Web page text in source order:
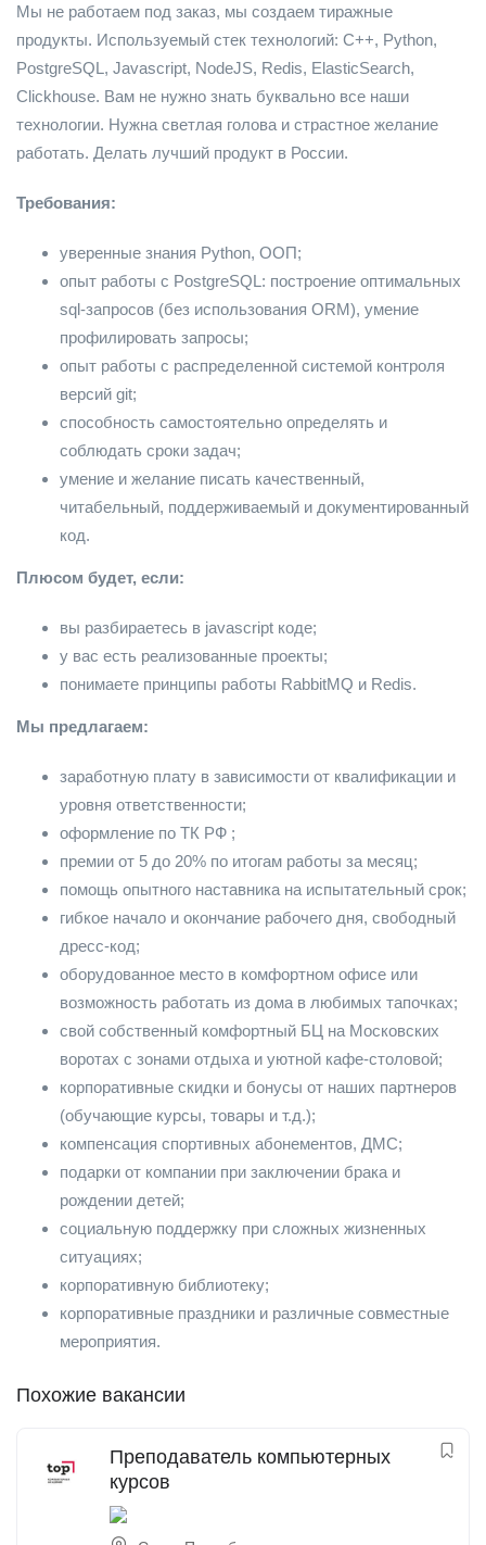
Мы не работаем под заказ, мы создаем тиражные
продукты. Используемый стек технологий: C++, Python,
PostgreSQL, Javascript, NodeJS, Redis, ElasticSearch,
Clickhouse. Вам не нужно знать буквально все наши
технологии. Нужна светлая голова и страстное желание
работать. Делать лучший продукт в России.
Требования:
уверенные знания Python, ООП;
опыт работы с PostgreSQL: построение оптимальных
sql-запросов (без использования ORM), умение
профилировать запросы;
опыт работы с распределенной системой контроля
версий git;
способность самостоятельно определять и
соблюдать сроки задач;
умение и желание писать качественный,
читабельный, поддерживаемый и документированный
код.
Плюсом будет, если:
вы разбираетесь в javascript коде;
у вас есть реализованные проекты;
понимаете принципы работы RabbitMQ и Redis.
Мы предлагаем:
заработную плату в зависимости от квалификации и
уровня ответственности;
оформление по ТК РФ ;
премии от 5 до 20% по итогам работы за месяц;
помощь опытного наставника на испытательный срок;
гибкое начало и окончание рабочего дня, свободный
дресс-код;
оборудованное место в комфортном офисе или
возможность работать из дома в любимых тапочках;
свой собственный комфортный БЦ на Московских
воротах с зонами отдыха и уютной кафе-столовой;
корпоративные скидки и бонусы от наших партнеров
(обучающие курсы, товары и т.д.);
компенсация спортивных абонементов, ДМС;
подарки от компании при заключении брака и
рождении детей;
социальную поддержку при сложных жизненных
ситуациях;
корпоративную библиотеку;
корпоративные праздники и различные совместные
мероприятия.
Похожие вакансии
Преподаватель компьютерных
курсов